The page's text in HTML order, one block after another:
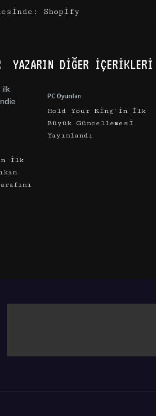
Shopify
YAZARIN DİĞER İÇERİKLERİ
ilk
PC Oyunları
Hold Your King’in İlk
Büyük Güncellemesi
Yayınlandı